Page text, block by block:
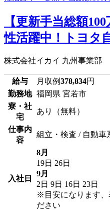
【更新手当総額
性活躍中！トヨタ
株式会社イカイ 九州事業部
給与 月収例378,834円
勤務地 福岡県 宮若市
寮・社
宅
あり（無料）
仕事内
容
組立・検査 / 自動車
入社日
8月
19日 26日
9月
2日 9日 16日 23日
※目安になります、
ださい